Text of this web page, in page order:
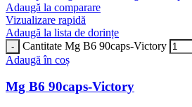
Adaugă la comparare
Vizualizare rapidă
Adaugă la lista de dorințe
Cantitate Mg B6 90caps-Victory
Adaugă în coș
Mg B6 90caps-Victory